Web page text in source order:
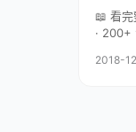
📖 看
· 200+
2018-